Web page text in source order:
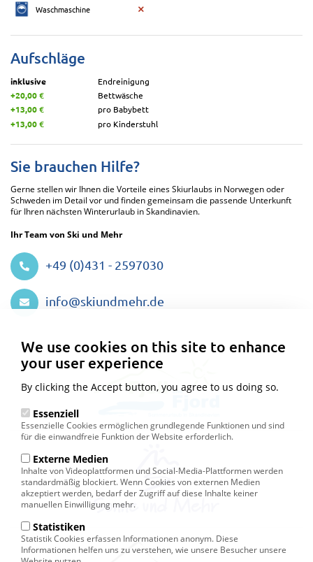
Waschmaschine
Aufschläge
inklusive
Endreinigung
+20,00 €
Bettwäsche
+13,00 €
pro Babybett
+13,00 €
pro Kinderstuhl
Sie brauchen Hilfe?
Gerne stellen wir Ihnen die Vorteile eines Skiurlaubs in Norwegen oder
Schweden im Detail vor und finden gemeinsam die passende Unterkunft
für Ihren nächsten Winterurlaub in Skandinavien.
Ihr Team von Ski und Mehr
+49 (0)431 - 2597030
info@skiundmehr.de
We use cookies on this site to enhance
your user experience
By clicking the Accept button, you agree to us doing so.
Essenziell
Essenzielle Cookies ermöglichen grundlegende Funktionen und sind
für die einwandfreie Funktion der Website erforderlich.
Externe Medien
Inhalte von Videoplattformen und Social-Media-Plattformen werden
standardmäßig blockiert. Wenn Cookies von externen Medien
akzeptiert werden, bedarf der Zugriff auf diese Inhalte keiner
manuellen Einwilligung mehr.
Statistiken
Statistik Cookies erfassen Informationen anonym. Diese
Informationen helfen uns zu verstehen, wie unsere Besucher unsere